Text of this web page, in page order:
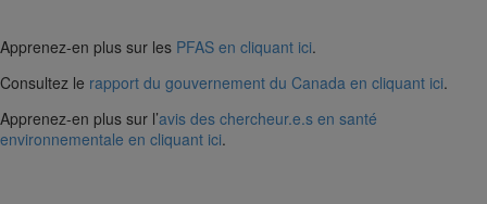
Apprenez-en plus sur les PFAS en cliquant ici.
Consultez le rapport du gouvernement du Canada en cliquant ici.
Apprenez-en plus sur l’avis des chercheur.e.s en santé
environnementale en cliquant ici.